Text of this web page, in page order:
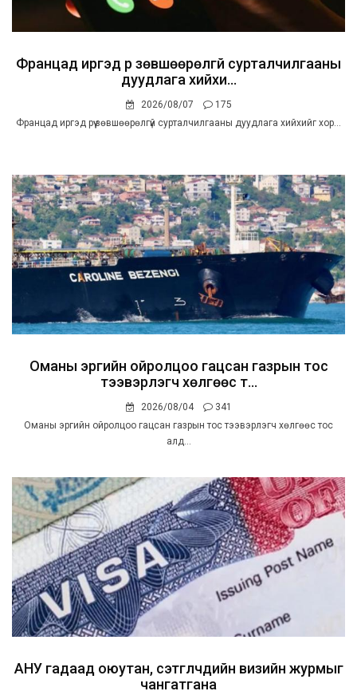
Францад иргэд рүү зөвшөөрөлгүй сурталчилгааны
дуудлага хийхи...
2026/08/07
175
Францад иргэд рүү зөвшөөрөлгүй сурталчилгааны дуудлага хийхийг хор...
Оманы эргийн ойролцоо гацсан газрын тос
тээвэрлэгч хөлгөөс т...
2026/08/04
341
Оманы эргийн ойролцоо гацсан газрын тос тээвэрлэгч хөлгөөс тос
алд...
АНУ гадаад оюутан, сэтгүүлчдийн визийн журмыг
чангатгана